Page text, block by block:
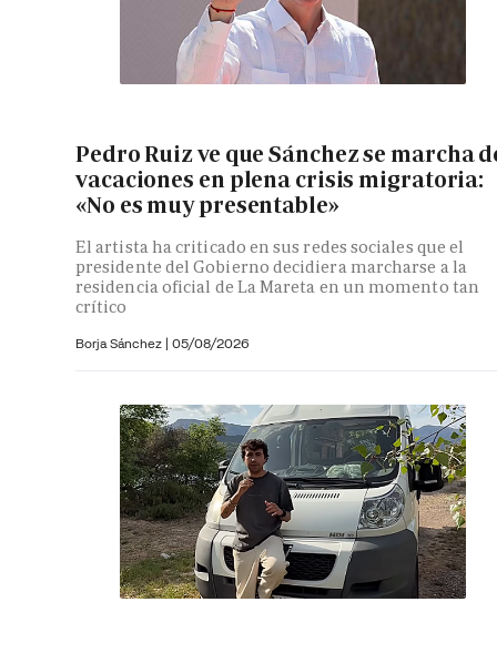
Pedro Ruiz ve que Sánchez se marcha
vacaciones en plena crisis migratoria:
«No es muy presentable»
El artista ha criticado en sus redes sociales que el
presidente del Gobierno decidiera marcharse a la
residencia oficial de La Mareta en un momento tan
crítico
Borja Sánchez | 05/08/2026